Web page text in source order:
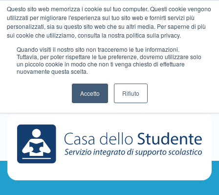
Questo sito web memorizza i cookie sul tuo computer. Questi cookie vengono
utilizzati per migliorare l'esperienza sul tuo sito web e fornirti servizi più
personalizzati, sia su questo sito web che su altri media. Per saperne di più
sui cookie che utilizziamo, consulta la nostra politica sulla privacy.
Quando visiti il ​​nostro sito non tracceremo le tue informazioni.
Tuttavia, per poter rispettare le tue preferenze, dovremo utilizzare solo
un piccolo cookie in modo che non ti venga chiesto di effettuare
nuovamente questa scelta.
Accetto Rifiuto